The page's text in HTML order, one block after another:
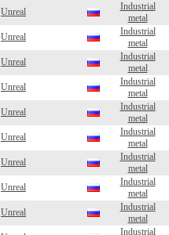
Unreal
Industrial
metal
Unreal
Industrial
metal
Unreal
Industrial
metal
Unreal
Industrial
metal
Unreal
Industrial
metal
Unreal
Industrial
metal
Unreal
Industrial
metal
Unreal
Industrial
metal
Unreal
Industrial
metal
Industrial